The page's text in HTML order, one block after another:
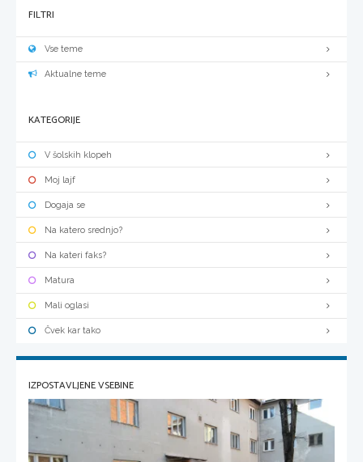
FILTRI
Vse teme
Aktualne teme
KATEGORIJE
V šolskih klopeh
Moj lajf
Dogaja se
Na katero srednjo?
Na kateri faks?
Matura
Mali oglasi
Čvek kar tako
IZPOSTAVLJENE VSEBINE